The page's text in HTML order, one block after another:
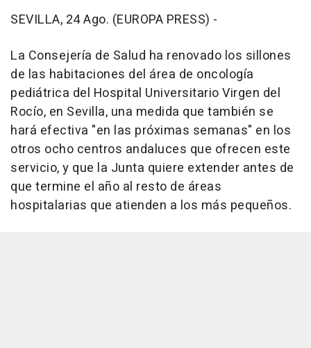
SEVILLA, 24 Ago. (EUROPA PRESS) -
La Consejería de Salud ha renovado los sillones
de las habitaciones del área de oncología
pediátrica del Hospital Universitario Virgen del
Rocío, en Sevilla, una medida que también se
hará efectiva "en las próximas semanas" en los
otros ocho centros andaluces que ofrecen este
servicio, y que la Junta quiere extender antes de
que termine el año al resto de áreas
hospitalarias que atienden a los más pequeños.